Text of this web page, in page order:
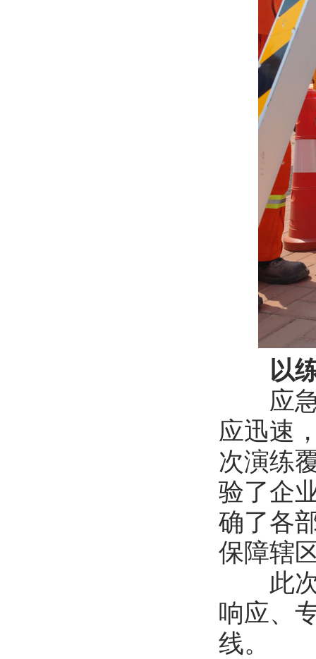
以
应急
应迅速
次演练
验了企
确了各
保障辖
此次
响应、
线。